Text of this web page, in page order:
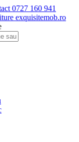
0727 160 941